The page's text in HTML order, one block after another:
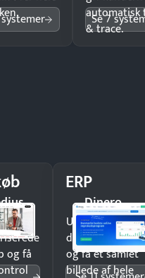
automatisk
& trace.
Se 7
og få
ERP
Dinero
Undgå
og få ét samlet
billede af hele